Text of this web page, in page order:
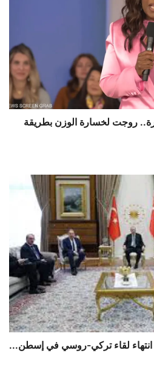
روجت لخسارة الوزن بطريقة
انتهاء لقاء تركي-روسي في إسطن...